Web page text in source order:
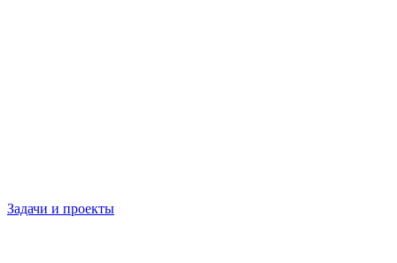
Задачи и проекты